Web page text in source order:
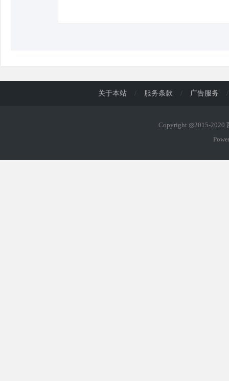
关于本站 / 服务条款 / 广告服务 /
Copyright ◎2015-2020